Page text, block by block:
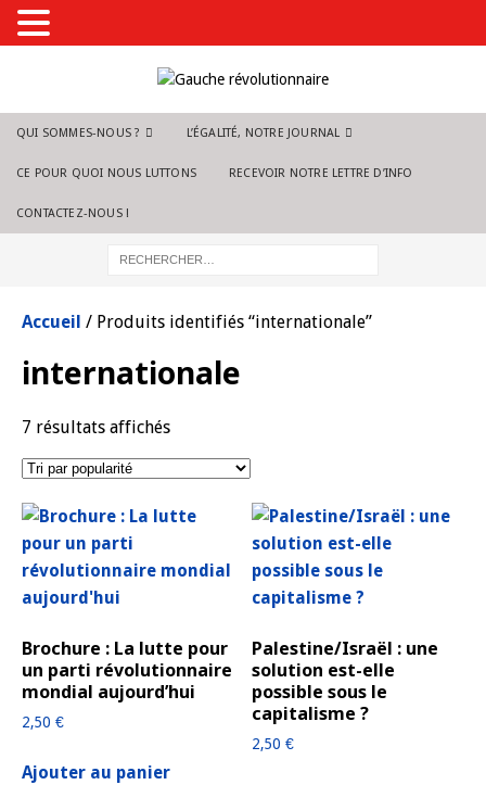
QUI SOMMES-NOUS ? L’ÉGALITÉ, NOTRE JOURNAL
CE POUR QUOI NOUS LUTTONS RECEVOIR NOTRE LETTRE D’INFO
CONTACTEZ-NOUS !
Accueil / Produits identifiés “internationale”
internationale
7 résultats affichés
Brochure : La lutte pour
un parti révolutionnaire
mondial aujourd’hui
2,50 €
Ajouter au panier
Palestine/Israël : une
solution est-elle
possible sous le
capitalisme ?
2,50€